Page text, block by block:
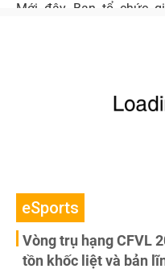
Mới đây, Ban tổ chức
eSports
Vòng trụ hạng CFVL
tồn khốc liệt và bản